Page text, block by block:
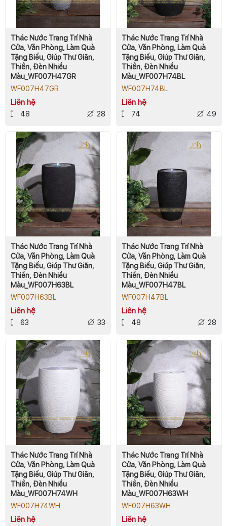
Thác Nước Trang Trí Nhà
Cửa, Văn Phòng, Làm Quà
Tặng Biếu, Giúp Thư Giãn,
Thiền, Đèn Nhiều
Màu_WF007H47GR
WF007H47GR
Liên hệ
48 28
Thác Nước Trang Trí Nhà
Cửa, Văn Phòng, Làm Quà
Tặng Biếu, Giúp Thư Giãn,
Thiền, Đèn Nhiều
Màu_WF007H74BL
WF007H74BL
Liên hệ
74 49
Thác Nước Trang Trí Nhà
Cửa, Văn Phòng, Làm Quà
Tặng Biếu, Giúp Thư Giãn,
Thiền, Đèn Nhiều
Màu_WF007H63BL
WF007H63BL
Liên hệ
63 33
Thác Nước Trang Trí Nhà
Cửa, Văn Phòng, Làm Quà
Tặng Biếu, Giúp Thư Giãn,
Thiền, Đèn Nhiều
Màu_WF007H47BL
WF007H47BL
Liên hệ
48 28
Thác Nước Trang Trí Nhà
Cửa, Văn Phòng, Làm Quà
Tặng Biếu, Giúp Thư Giãn,
Thiền, Đèn Nhiều
Màu_WF007H74WH
WF007H74WH
Liên hệ
Thác Nước Trang Trí Nhà
Cửa, Văn Phòng, Làm Quà
Tặng Biếu, Giúp Thư Giãn,
Thiền, Đèn Nhiều
Màu_WF007H63WH
WF007H63WH
Liên hệ